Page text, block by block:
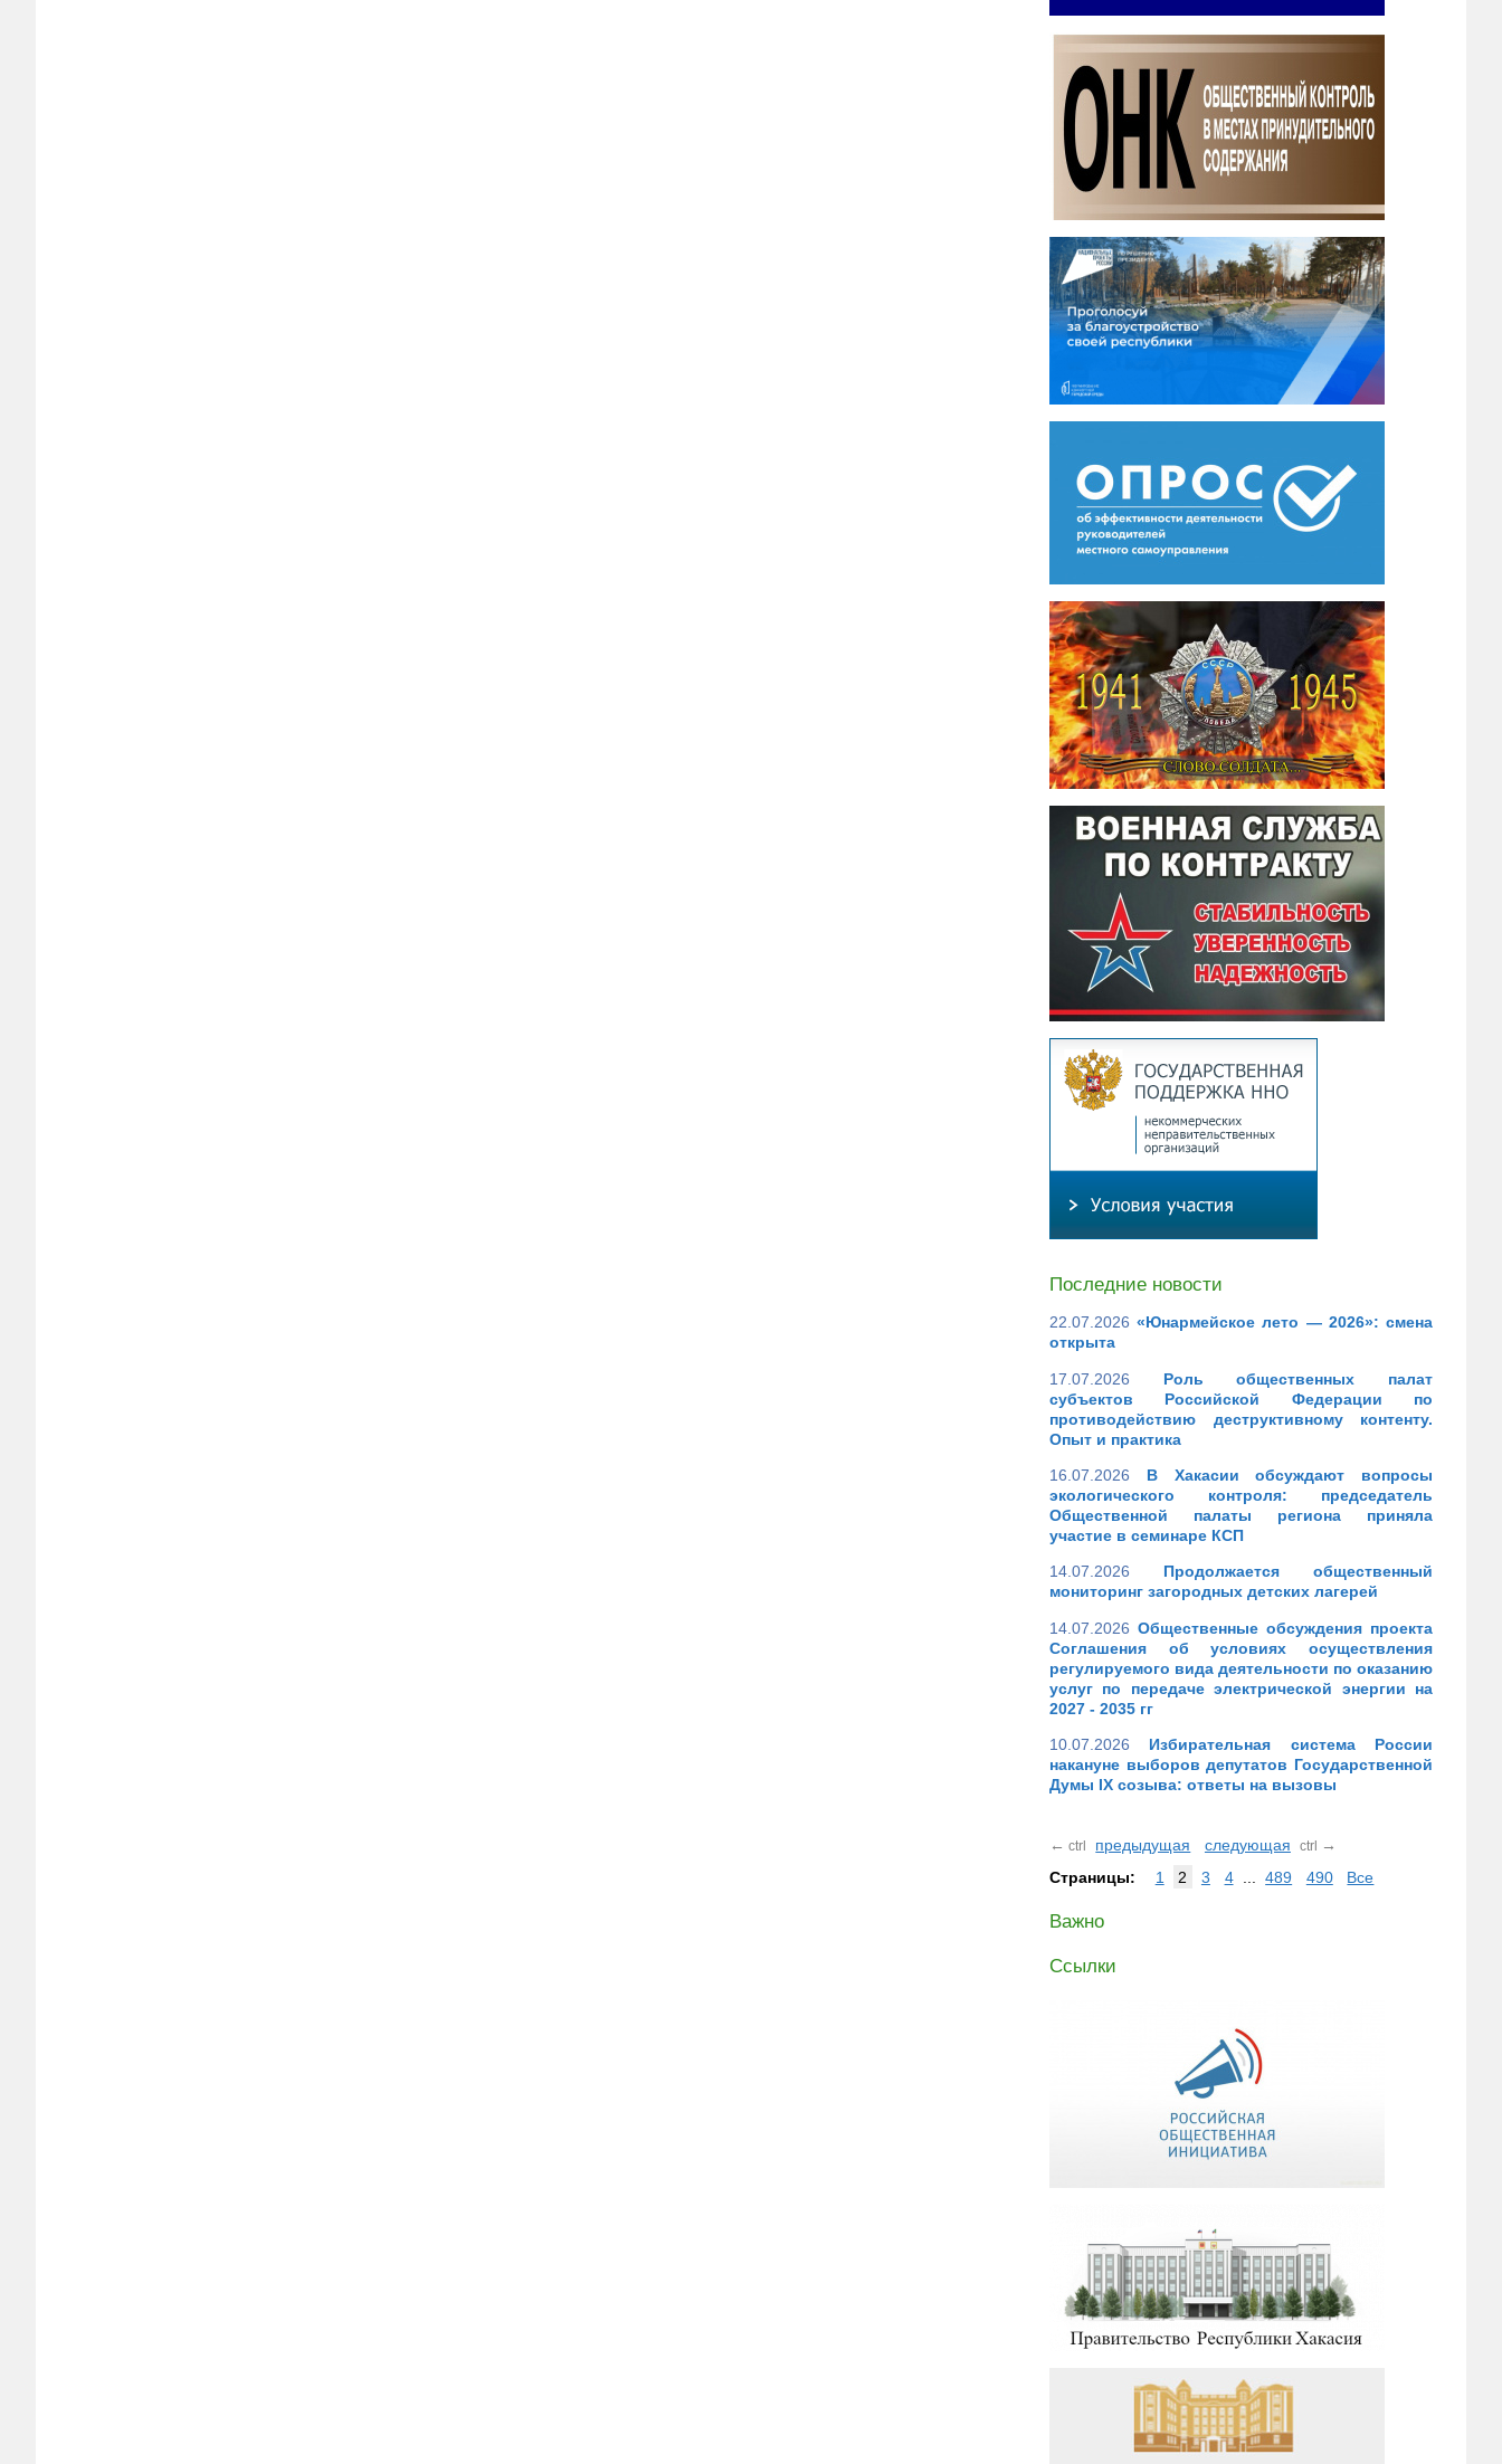
Последние новости
22.07.2026 «Юнармейское лето — 2026»: смена
открыта
17.07.2026
Роль общественных палат
субъектов Российской Федерации по
противодействию деструктивному контенту.
Опыт и практика
16.07.2026
В Хакасии обсуждают вопросы
экологического контроля: председатель
Общественной палаты региона приняла
участие в семинаре КСП
14.07.2026
Продолжается общественный
мониторинг загородных детских лагерей
14.07.2026 Общественные обсуждения проекта
Соглашения об условиях осуществления
регулируемого вида деятельности по оказанию
услуг по передаче электрической энергии на
2027 - 2035 гг
10.07.2026
Избирательная система России
накануне выборов депутатов Государственной
Думы IX созыва: ответы на вызовы
← ctrl предыдущая следующая ctrl →
Страницы:
1 2 3 4 489 490 Все
Важно
Ссылки